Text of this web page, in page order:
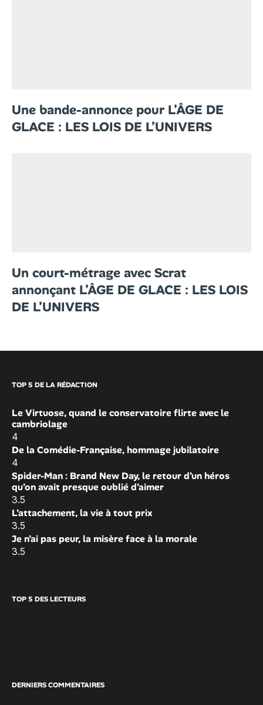
Une bande-annonce pour L’ÂGE DE
GLACE : LES LOIS DE L’UNIVERS
Un court-métrage avec Scrat
annonçant L’ÂGE DE GLACE : LES LOIS
DE L’UNIVERS
TOP 5 DE LA RÉDACTION
Le Virtuose, quand le conservatoire flirte avec le
cambriolage
4
De la Comédie-Française, hommage jubilatoire
4
Spider-Man : Brand New Day, le retour d’un héros
qu’on avait presque oublié d’aimer
3.5
L’attachement, la vie à tout prix
3.5
Je n’ai pas peur, la misère face à la morale
3.5
TOP 5 DES LECTEURS
DERNIERS COMMENTAIRES